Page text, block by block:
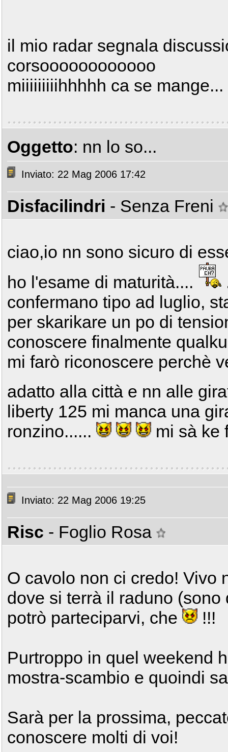
il mio radar segnala
corsoooooooooooo
miiiiiiiiihhhhh ca se mange...
Oggetto: nn lo so...
Inviato: 22 Mag 2006 17:42
Disfacilindri - Senza Freni
ciao,io nn sono sicuro di
ho l'esame di maturità....
confermano tipo ad luglio,
per skarikare un po di
conoscere finalmente
mi farò riconoscere perchè
adatto alla città e nn alle
liberty 125 mi manca una
ronzino......
mi sà ke
Inviato: 22 Mag 2006 19:25
Risc - Foglio Rosa
O cavolo non ci credo! Vivo
dove si terrà il raduno
potrò parteciparvi, che
!!!
Purtroppo in quel weekend
mostra-scambio e quoindi
Sarà per la prossima,
conoscere molti di voi!